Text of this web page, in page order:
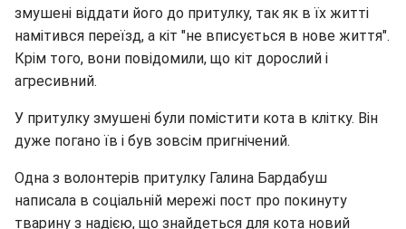
змушені віддати його до притулку, так як в їх житті
намітився переїзд, а кіт "не вписується в нове життя".
Крім того, вони повідомили, що кіт дорослий і
агресивний.
У притулку змушені були помістити кота в клітку. Він
дуже погано їв і був зовсім пригнічений.
Одна з волонтерів притулку Галина Бардабуш
написала в соціальній мережі пост про покинуту
тварину з надією, що знайдеться для кота новий